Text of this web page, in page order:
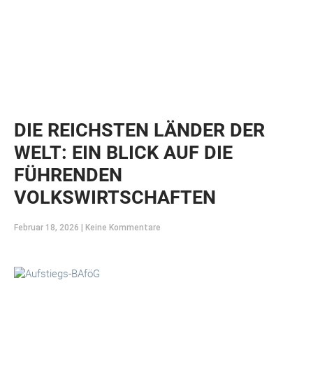
DIE REICHSTEN LÄNDER DER
WELT: EIN BLICK AUF DIE
FÜHRENDEN
VOLKSWIRTSCHAFTEN
Februar 18, 2026 Keine Kommentare